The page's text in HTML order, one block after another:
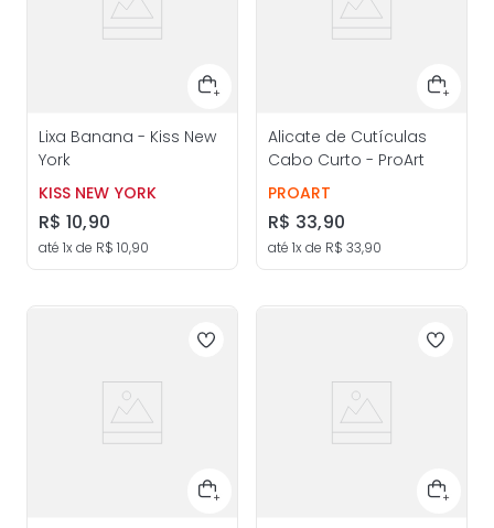
Lixa Banana - Kiss New
York
KISS NEW YORK
R$ 10,90
até 1x de R$ 10,90
Alicate de Cutículas
Cabo Curto - ProArt
PROART
R$ 33,90
até 1x de R$ 33,90